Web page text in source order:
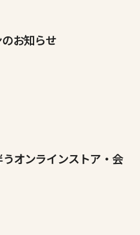
お知らせ
オンラインストア・会